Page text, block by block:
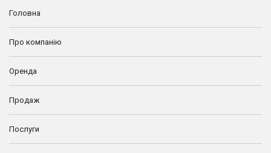
Головна
Про компанію
Оренда
Продаж
Послуги